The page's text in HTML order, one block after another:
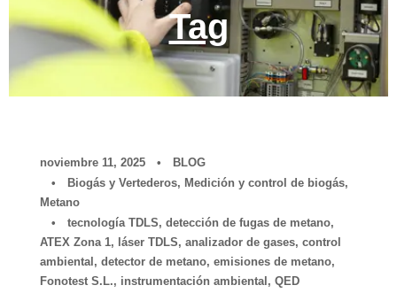
Tag
noviembre 11, 2025 •
BLOG
•
Biogás y Vertederos, Medición y control de biogás,
Metano
•
tecnología TDLS, detección de fugas de metano,
ATEX Zona 1, láser TDLS, analizador de gases, control
ambiental , detector de metano, emisiones de metano,
Fonotest S.L., instrumentación ambiental , QED